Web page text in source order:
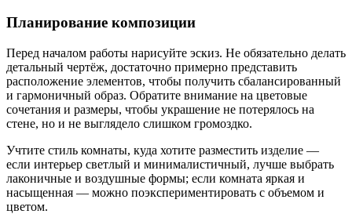
Планирование композиции
Перед началом работы нарисуйте эскиз. Не обязательно делать
детальный чертёж, достаточно примерно представить
расположение элементов, чтобы получить сбалансированный
и гармоничный образ. Обратите внимание на цветовые
сочетания и размеры, чтобы украшение не потерялось на
стене, но и не выглядело слишком громоздко.
Учтите стиль комнаты, куда хотите разместить изделие —
если интерьер светлый и минималистичный, лучше выбрать
лаконичные и воздушные формы; если комната яркая и
насыщенная — можно поэкспериментировать с объемом и
цветом.